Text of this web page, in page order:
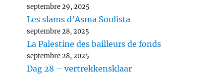
septembre 29, 2025
Les slams d’Asma Soulista
septembre 28, 2025
La Palestine des bailleurs de fonds
septembre 28, 2025
Dag 28 – vertrekkensklaar